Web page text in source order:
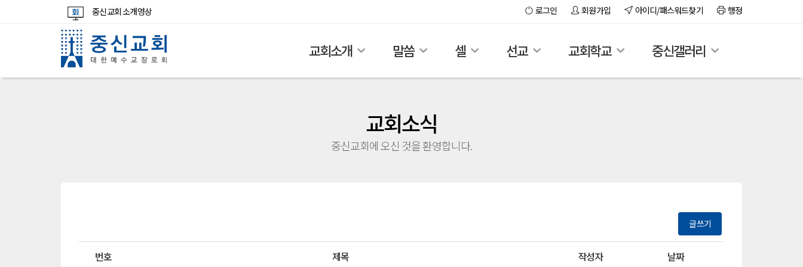
중신교회 소개영상 로그인 회원가입 아이디/패스워드찾기 행정
교회소개 말씀 셀 선교 교회학교 중신갤러리
교회소식
중신교회에 오신 것을 환영합니다.
글쓰기
번호 제목 작성자 날짜